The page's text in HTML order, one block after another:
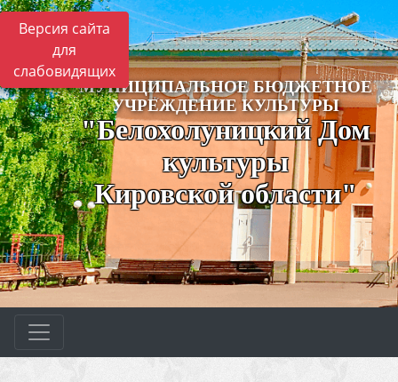
Версия сайта
для
слабовидящих
МУНИЦИПАЛЬНОЕ БЮДЖЕТНОЕ
УЧРЕЖДЕНИЕ КУЛЬТУРЫ
"Белохолуницкий Дом
культуры
Кировской области"